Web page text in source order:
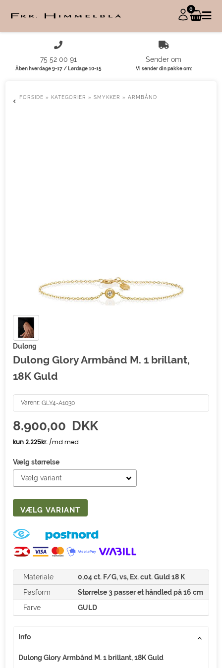
0
75 52 00 91
Åben hverdage 9-17 / Lørdage 10-15
Sender om
Vi sender din pakke om:
FORSIDE » KATEGORIER »SMYKKER »ARMBÅND
Dulong
Dulong Glory Armbånd M. 1 brillant,
18K Guld
Varenr.:GLY4-A1030
8.900,00 DKK
Vælg størrelse
Materiale
0,04 ct. F/G, vs, Ex. cut. Guld 18 K
Pasform
Størrelse 3 passer et håndled på 16 cm
Farve
GULD
Info
Dulong Glory Armbånd M. 1 brillant, 18K Guld